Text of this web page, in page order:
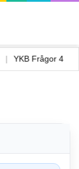
YKB Frågor 4